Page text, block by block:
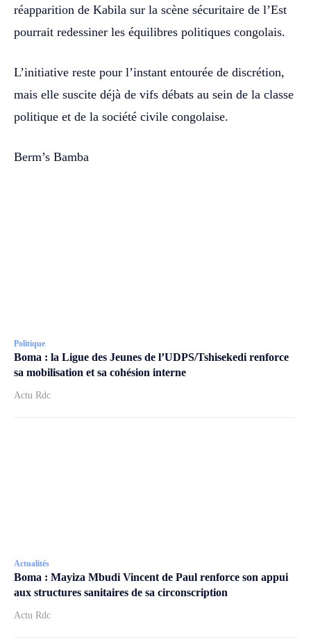
réapparition de Kabila sur la scène sécuritaire de l’Est
pourrait redessiner les équilibres politiques congolais.
L’initiative reste pour l’instant entourée de discrétion,
mais elle suscite déjà de vifs débats au sein de la classe
politique et de la société civile congolaise.
Berm’s Bamba
Politique
Boma : la Ligue des Jeunes de l’UDPS/Tshisekedi renforce
sa mobilisation et sa cohésion interne
Actu Rdc
Actualités
Boma : Mayiza Mbudi Vincent de Paul renforce son appui
aux structures sanitaires de sa circonscription
Actu Rdc